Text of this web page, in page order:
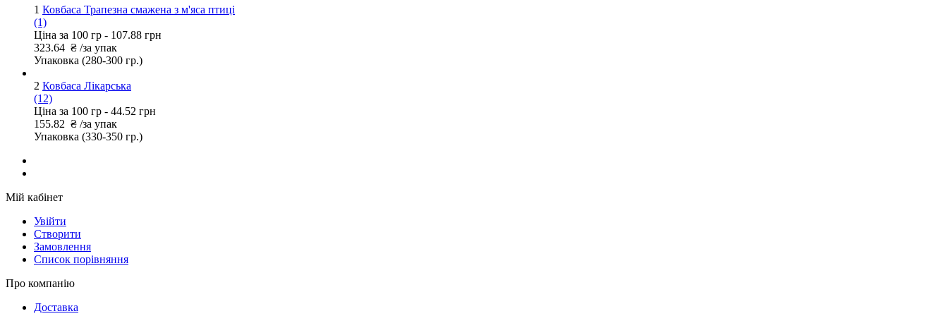
1 Ковбаса Трапезна смажена з м'яса птиці
(1)
Ціна за 100 гр - 107.88 грн
323.64 ₴ /за упак
Упаковка (280-300 гр.)
2 Ковбаса Лікарська
(12)
Ціна за 100 гр - 44.52 грн
155.82 ₴ /за упак
Упаковка (330-350 гр.)
Мій кабінет
Увійти
Створити
Замовлення
Cписок порівняння
Про компанію
Доставка